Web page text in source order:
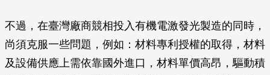
不過，在臺灣廠商競相投入有機電激發光製造的同時，
尚須克服一些問題，例如：材料專利授權的取得，材料
及設備供應上需依靠國外進口，材料單價高昂，驅動積